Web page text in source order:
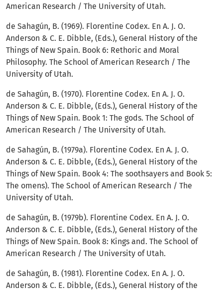
American Research / The University of Utah.
de Sahagún, B. (1969). Florentine Codex. En A. J. O.
Anderson & C. E. Dibble, (Eds.), General History of the
Things of New Spain. Book 6: Rethoric and Moral
Philosophy. The School of American Research / The
University of Utah.
de Sahagún, B. (1970). Florentine Codex. En A. J. O.
Anderson & C. E. Dibble, (Eds.), General History of the
Things of New Spain. Book 1: The gods. The School of
American Research / The University of Utah.
de Sahagún, B. (1979a). Florentine Codex. En A. J. O.
Anderson & C. E. Dibble, (Eds.), General History of the
Things of New Spain. Book 4: The soothsayers and Book 5:
The omens). The School of American Research / The
University of Utah.
de Sahagún, B. (1979b). Florentine Codex. En A. J. O.
Anderson & C. E. Dibble, (Eds.), General History of the
Things of New Spain. Book 8: Kings and. The School of
American Research / The University of Utah.
de Sahagún, B. (1981). Florentine Codex. En A. J. O.
Anderson & C. E. Dibble, (Eds.), General History of the